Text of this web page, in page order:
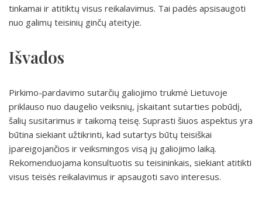
tinkamai ir atitiktų visus reikalavimus. Tai padės apsisaugoti
nuo galimų teisinių ginčų ateityje.
Išvados
Pirkimo-pardavimo sutarčių galiojimo trukmė Lietuvoje
priklauso nuo daugelio veiksnių, įskaitant sutarties pobūdį,
šalių susitarimus ir taikomą teisę. Suprasti šiuos aspektus yra
būtina siekiant užtikrinti, kad sutartys būtų teisiškai
įpareigojančios ir veiksmingos visą jų galiojimo laiką.
Rekomenduojama konsultuotis su teisininkais, siekiant atitikti
visus teisės reikalavimus ir apsaugoti savo interesus.